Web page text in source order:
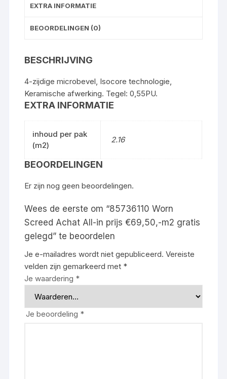
EXTRA INFORMATIE
BEOORDELINGEN (0)
BESCHRIJVING
4-zijdige microbevel, Isocore technologie,
Keramische afwerking. Tegel: 0,55PU.
EXTRA INFORMATIE
inhoud per pak
(m2)
2.16
BEOORDELINGEN
Er zijn nog geen beoordelingen.
Wees de eerste om “85736110 Worn
Screed Achat All-in prijs €69,50,-m2 gratis
gelegd” te beoordelen
Je e-mailadres wordt niet gepubliceerd. Vereiste
velden zijn gemarkeerd met *
Je waardering *
Je beoordeling *